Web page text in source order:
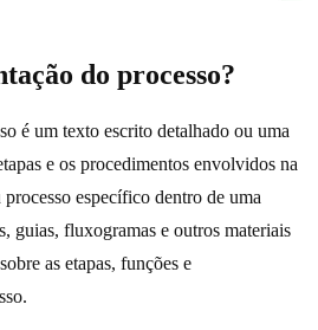
do processo?
é um texto escrito detalhado ou uma
e os procedimentos envolvidos na
específico dentro de uma
guias, fluxogramas e outros materiais
as etapas, funções e